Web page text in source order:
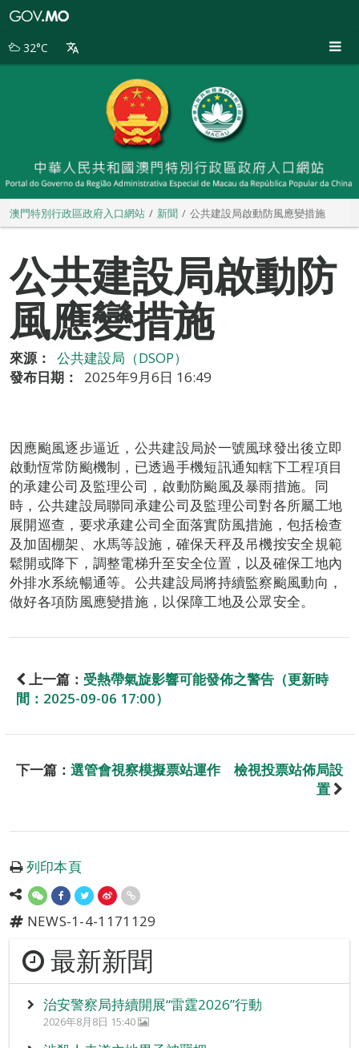
別
32°C
澳門特別行政區政府入口網站 新聞 公共建設局啟動防風應變措施
公共建設局啟動防
風應變措施
來源：
公共建設局（DSOP）
發布日期：
2025年9月6日 16:49
因應颱風逐步逼近，公共建設局於一號風球發出後立即
啟動恆常防颱機制，已透過手機短訊通知轄下工程項目
的承建公司及監理公司，啟動防颱風及暴雨措施。同
時，公共建設局聯同承建公司及監理公司對各所屬工地
展開巡查，要求承建公司全面落實防風措施，包括檢查
及加固棚架、水馬等設施，確保天秤及吊機按安全規範
鬆開或降下，調整電梯升至安全位置，以及確保工地內
外排水系統暢通等。公共建設局將持續監察颱風動向，
做好各項防風應變措施，以保障工地及公眾安全。
上一篇： 受熱帶氣旋影響可能發佈之警告（更新時
間：2025-09-06 17:00）
下一篇： 選管會視察模擬票站運作 檢視投票站佈局設
置
列印本頁
NEWS-1-4-1171129
最新新聞
治安警察局持續開展“雷霆2026”行動
2026年8月8日 15:40